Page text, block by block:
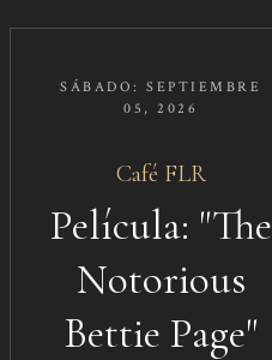
SÁBADO: SEPTIEMBRE
05, 2026
Café FLR​​
Película: "The
Notorious
Bettie Page"